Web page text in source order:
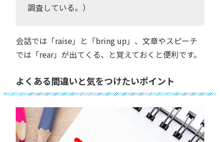
調査している。）
会話では「raise」と「bring up」、文章やスピーチ
では「rear」が出てくる、と覚えておくと便利です。
よくある間違いと気をつけたいポイント